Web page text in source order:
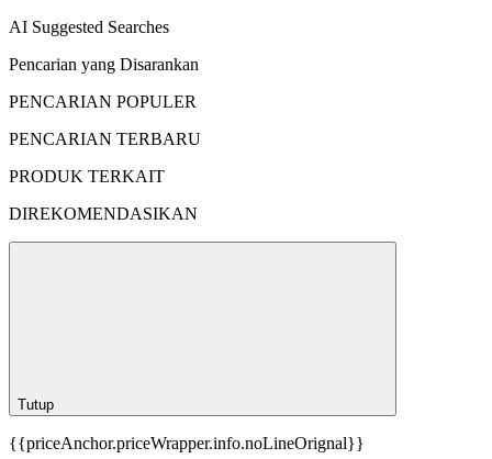
AI Suggested Searches
Pencarian yang Disarankan
PENCARIAN POPULER
PENCARIAN TERBARU
PRODUK TERKAIT
DIREKOMENDASIKAN
Tutup
{{priceAnchor.priceWrapper.info.noLineOrignal}}